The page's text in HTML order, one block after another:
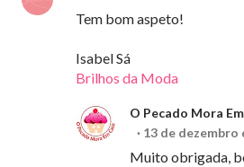
Tem bom aspeto!
Isabel Sá
Brilhos da Moda
O Pecado Mora
13 de dezembro
Muito obrigada,